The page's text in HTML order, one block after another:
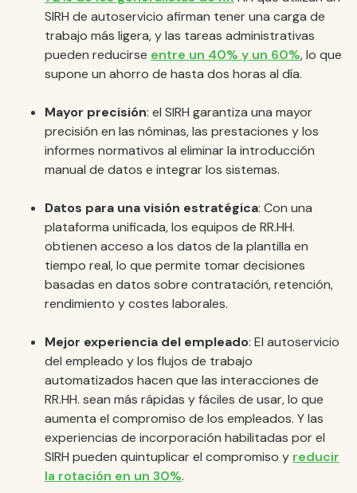
SIRH de autoservicio afirman tener una carga de
trabajo más ligera, y las tareas administrativas
pueden reducirse entre un 40% y un 60%, lo que
supone un ahorro de hasta dos horas al día.
Mayor precisión: el SIRH garantiza una mayor
precisión en las nóminas, las prestaciones y los
informes normativos al eliminar la introducción
manual de datos e integrar los sistemas.
Datos para una visión estratégica: Con una
plataforma unificada, los equipos de RR.HH.
obtienen acceso a los datos de la plantilla en
tiempo real, lo que permite tomar decisiones
basadas en datos sobre contratación, retención,
rendimiento y costes laborales.
Mejor experiencia del empleado: El autoservicio
del empleado y los flujos de trabajo
automatizados hacen que las interacciones de
RR.HH. sean más rápidas y fáciles de usar, lo que
aumenta el compromiso de los empleados. Y las
experiencias de incorporación habilitadas por el
SIRH pueden quintuplicar el compromiso y reducir
la rotación en un 30%.